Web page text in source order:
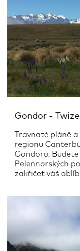
Gondor -
Travnaté pláně
regionu
Gondoru.
Pelennorských
zakřičet váš